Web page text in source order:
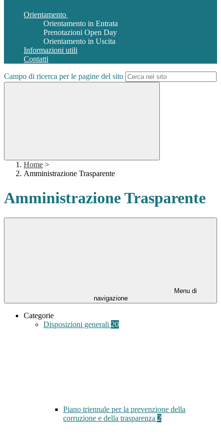
Orientamento
Orientamento in Entrata
Prenotazioni Open Day
Orientamento in Uscita
Informazioni utili
Contatti
Campo di ricerca per le pagine del sito
Home >
Amministrazione Trasparente
Amministrazione Trasparente
Menu di
navigazione
Categorie
Disposizioni generali 20
Piano triennale per la prevenzione della
corruzione e della trasparenza 2